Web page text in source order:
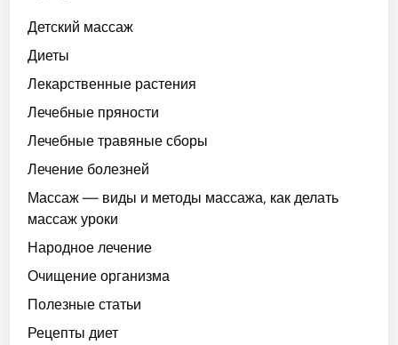
Детский массаж
Диеты
Лекарственные растения
Лечебные пряности
Лечебные травяные сборы
Лечение болезней
Массаж — виды и методы массажа, как делать
массаж уроки
Народное лечение
Очищение организма
Полезные статьи
Рецепты диет